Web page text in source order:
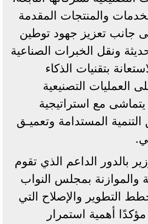
والمنتجات المقدمة
جانب تعزيز جهود توطين
ونقل الخبرات الصناعية
بتقنيات الذكاء
العمليات التصنيعية
يتماشى مع استراتيجية
التنمية المستدامة وتعميـق
بالدور الداعم الذي تقوم
والموازنة بمجلس النواب
التطوير والإصلاح التي
مؤكدًا أهمية استمرار